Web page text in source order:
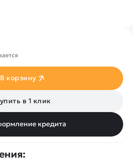
В корзину
в 1 клик
кредита